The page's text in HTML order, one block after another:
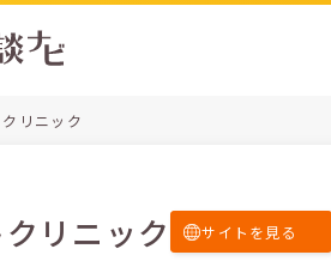
リニック
リニック サイトを見る